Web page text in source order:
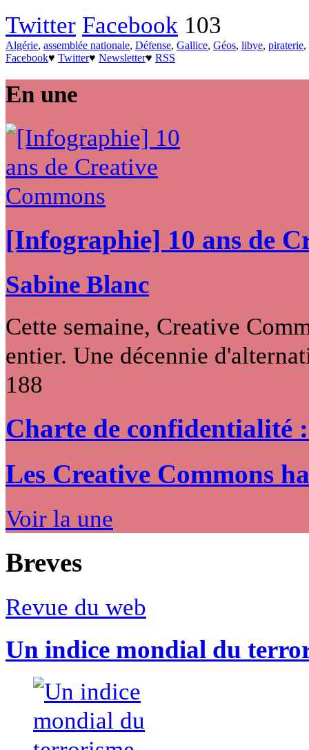
Twitter Facebook 103
Algérie, assemblée nationale, Défense, Gallice, Géos, libye, piraterie,
Facebook♥ Twitter♥ Newsletter♥ RSS
En une
[Infographie] 10 ans de
Sabine Blanc
Cette semaine, Creative
entier. Une décennie
188
Charte de confidentialité
Les Creative Commons
Voir la une
Breves
Revue du web
Un indice mondial du